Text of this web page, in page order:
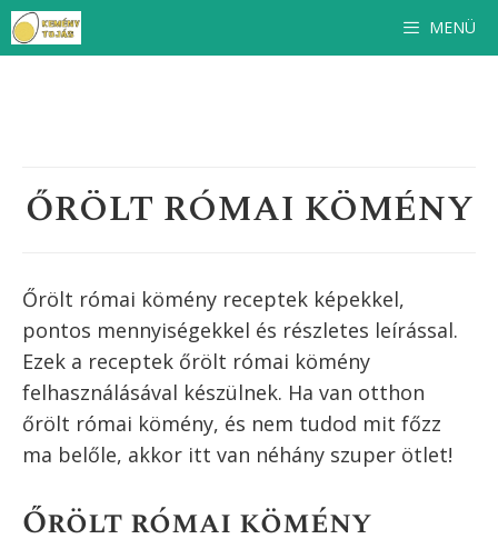
Kilépés
MENÜ
ŐRÖLT RÓMAI KÖMÉNY
Őrölt római kömény receptek képekkel,
pontos mennyiségekkel és részletes leírással.
Ezek a receptek őrölt római kömény
felhasználásával készülnek. Ha van otthon
őrölt római kömény, és nem tudod mit főzz
ma belőle, akkor itt van néhány szuper ötlet!
Őrölt római kömény